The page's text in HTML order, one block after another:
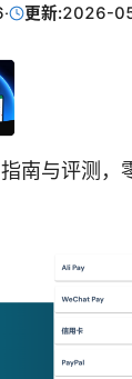
· 更新:2026-
南与评测，